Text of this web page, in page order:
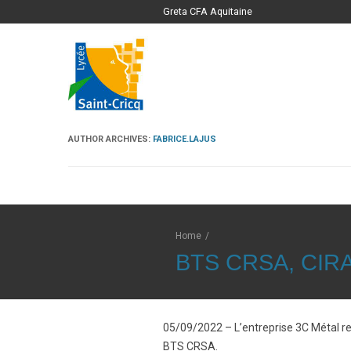
Greta CFA Aquitaine
AUTHOR ARCHIVES: FABRICE.LAJUS
Home /
BTS CRSA,
05/09/2022 – L’entreprise 3C Métal
BTS CRSA.